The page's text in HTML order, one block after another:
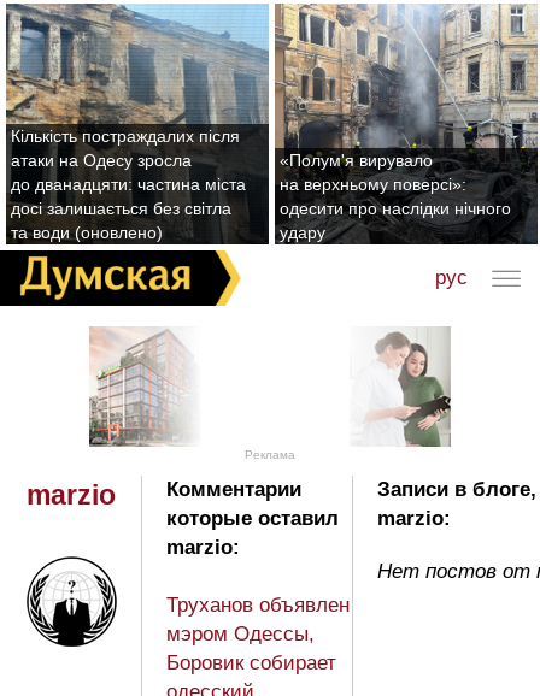
Кількість постраждалих після
атаки на Одесу зросла
до дванадцяти: частина міста
досі залишається без світла
та води (оновлено)
«Полум'я вирувало
на верхньому поверсі»:
одесити про наслідки нічного
удару
рус
Реклама
marzio
Комментарии
которые оставил
marzio:
Труханов объявлен
мэром Одессы,
Боровик собирает
одесский
Записи в
marzio:
Нет постов от